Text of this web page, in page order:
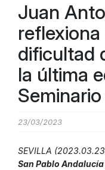
Juan
dificultad
la última
23/03/2023
SEVILLA
San Pablo Andalucía